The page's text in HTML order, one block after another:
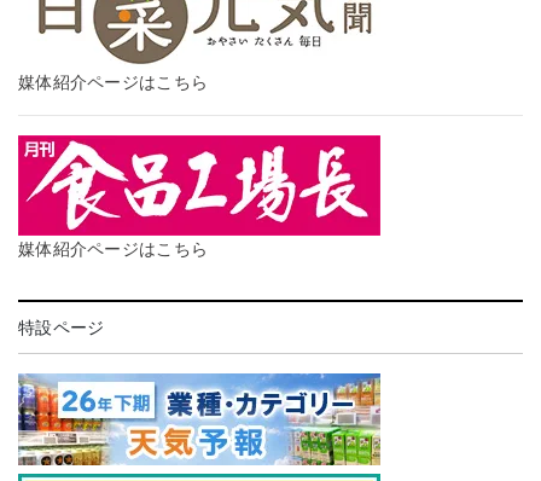
媒体紹介ページはこちら
媒体紹介ページはこちら
特設ページ